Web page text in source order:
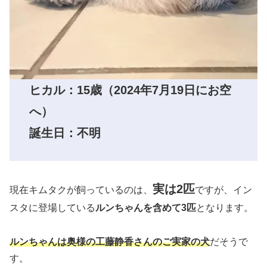
ヒカル： 15歳 （2024年7月19日にお空
へ）
誕生日：不明
現在キムタクが飼っているのは、 実は2匹ですが、イン
スタに登場しているルンちゃんを含めて3匹となります。
ルンちゃんは奥様の工藤静香さんのご実家の犬だそうで
す。